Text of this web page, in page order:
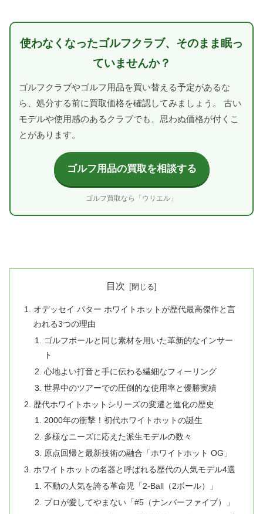
使わなくなったゴルフクラブ、そのまま眠っ
ていませんか？
ゴルフクラブやゴルフ用品を買い替える予定があるな
ら、処分する前に買取価格を確認してみましょう。 古い
モデルや使用感のあるクラブでも、思わぬ価格が付くこ
とがあります。
ゴルフ用品の買取を相談する
ゴルフ買取なら「ウリエル」
目次
オデッセイ パター ホワイトホットが歴代最高傑作と言
われる3つの理由
ゴルフボールと同じ素材を用いた革新的なインサー
ト
心地よい打音と手に伝わる繊細なフィーリング
世界中のツアーでの圧倒的な使用率と優勝実績
歴代ホワイトホットシリーズの変遷と進化の歴史
2000年の衝撃！初代ホワイトホットの誕生
多様なニーズに応えた派生モデルの数々
原点回帰と最新技術の融合「ホワイトホット OG」
ホワイトホットの名器と呼ばれる歴代の人気モデル4選
不動の人気を誇る革命児「2-Ball（2ボール）」
プロが愛してやまない「#5（ナンバーファイブ）」